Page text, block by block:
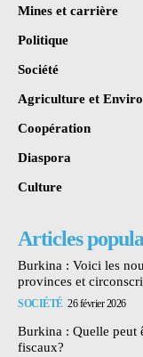
Mines et carrière
Politique
Société
Agriculture et
Coopération
Diaspora
Culture
Articles
Burkina : Voici les
provinces et
SOCIÉTÉ 26 février 2026
Burkina : Quelle peut
fiscaux?